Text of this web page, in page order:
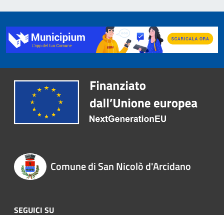
Comune di San Nicolò d'Arcidano
SEGUICI SU